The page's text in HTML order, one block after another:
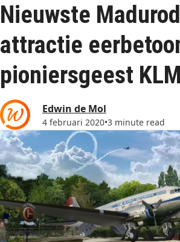
Nieuwste
attractie
pioniersgeest KLM
Edwin de Mol
4 februari 2020•3 minute read